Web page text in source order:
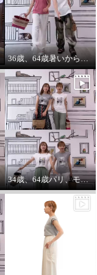
36歳、64歳暑いから ノースリーブ必須‼️暑いから腕は出す‼️
34歳、64歳パリ、モンマルトルの階段プリントカットソーを着る。